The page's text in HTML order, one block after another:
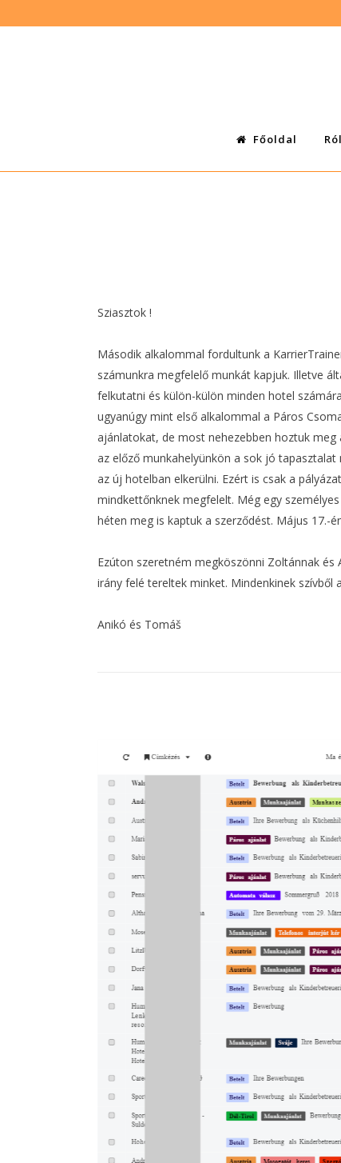
Főoldal
Sziasztok !
Második alkalommal fordultunk a
számunkra megfelelő munkát kapjuk. Illetve
felkutatni és külön-külön minden hotel
ugyanúgy mint első alkalommal a Páros
ajánlatokat, de most nehezebben hoztuk
az előző munkahelyünkön a sok jó
az új hotelban elkerülni. Ezért is csak a
mindkettőnknek megfelelt. Még egy
héten meg is kaptuk a szerződést. Május 17.-
Ezúton szeretném megköszönni Zoltánnak
irány felé tereltek minket. Mindenkinek szívből
Anikó és Tomáš